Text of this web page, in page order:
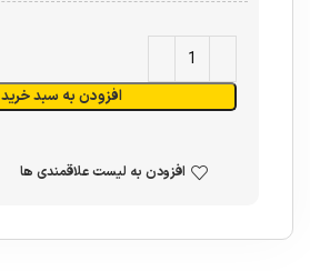
افزودن به سبد خرید
افزودن به لیست علاقمندی ها